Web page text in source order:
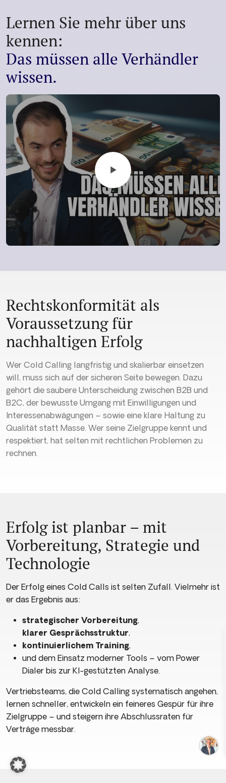
Lernen Sie mehr über uns
kennen:
Das müssen alle Verhändler
wissen.
Rechtskonformität als
Voraussetzung für
nachhaltigen Erfolg
Wer Cold Calling langfristig und skalierbar einsetzen
will, muss sich auf der sicheren Seite bewegen. Dazu
gehört die saubere Unterscheidung zwischen B2B und
B2C, der bewusste Umgang mit Einwilligungen und
Interessenabwägungen – sowie eine klare Haltung zu
Qualität statt Masse. Wer seine Zielgruppe kennt und
respektiert, hat selten mit rechtlichen Problemen zu
rechnen.
Erfolg ist planbar – mit
Vorbereitung, Strategie und
Technologie
Der Erfolg eines Cold Calls ist selten Zufall. Vielmehr ist
er das Ergebnis aus:
strategischer Vorbereitung,
klarer Gesprächsstruktur,
kontinuierlichem Training,
und dem Einsatz moderner Tools – vom Power
Dialer bis zur KI-gestützten Analyse.
Vertriebsteams, die Cold Calling systematisch angehen,
lernen schneller, entwickeln ein feineres Gespür für ihre
Zielgruppe – und steigern ihre Abschlussraten für
Verträge messbar.